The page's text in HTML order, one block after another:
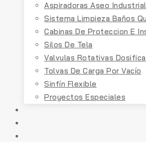
Aspiradoras Aseo
Sistema Limpieza Baños
Cabinas De Proteccion E
Silos De Tela
Valvulas Rotativas
Tolvas De Carga Por Vacío
Sinfín Flexible
Proyectos Especiales